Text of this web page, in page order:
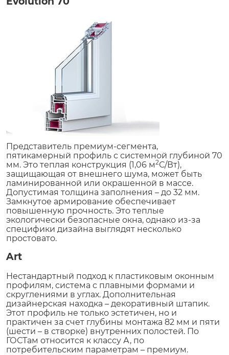
Представитель премиум-сегмента,
пятикамерный профиль с системной глубиной 70
мм. Это теплая конструкция (1,06 м2С/Вт),
защищающая от внешнего шума, может быть
ламинированной или окрашенной в массе.
Допустимая толщина заполнения – до 32 мм.
Замкнутое армирование обеспечивает
повышенную прочность. Это теплые
экологически безопасные окна, однако из-за
специфики дизайна выглядят несколько
простовато.
Art
Нестандартный подход к пластиковым оконным
профилям, система с плавными формами и
скруглениями в углах. Дополнительная
дизайнерская находка – декоративный штапик.
Этот профиль не только эстетичен, но и
практичен за счет глубины монтажа 82 мм и пяти
(шести – в створке) внутренних полостей. По
ГОСТам относится к классу А, по
потребительским параметрам – премиум.